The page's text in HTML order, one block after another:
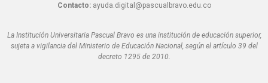
Contacto:ayuda.digital@pascualbravo.edu.co
La Institución Universitaria Pascual Bravo es una institución de educación superior,
sujeta a vigilancia del Ministerio de Educación Nacional, según el artículo 39 del
decreto 1295 de 2010.